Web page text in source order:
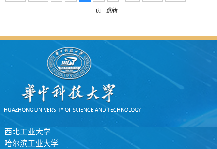
页 跳转
西北工业大学
哈尔滨工业大学